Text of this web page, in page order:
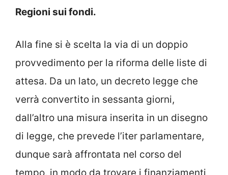
Regioni sui fondi.
Alla fine si è scelta la via di un doppio
provvedimento per la riforma delle liste di
attesa. Da un lato, un decreto legge che
verrà convertito in sessanta giorni,
dall’altro una misura inserita in un disegno
di legge, che prevede l’iter parlamentare,
dunque sarà affrontata nel corso del